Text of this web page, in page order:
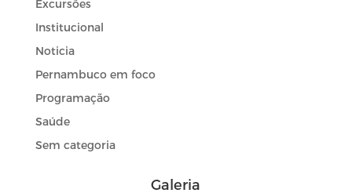
Excursões
Institucional
Noticia
Pernambuco em foco
Programação
Saúde
Sem categoria
Galeria